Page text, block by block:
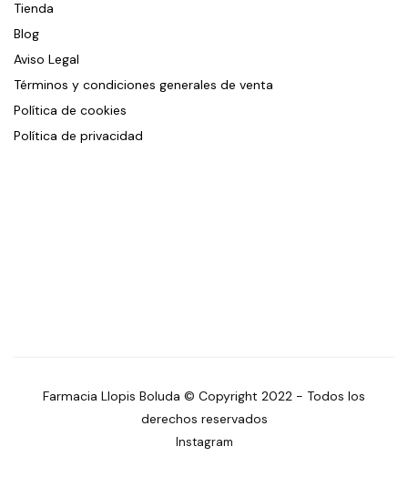
Tienda
Blog
Aviso Legal
Términos y condiciones generales de venta
Política de cookies
Política de privacidad
Farmacia Llopis Boluda © Copyright 2022 - Todos los
derechos reservados
Instagram